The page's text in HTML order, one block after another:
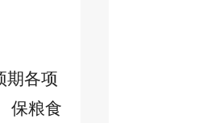
期各项
保粮食